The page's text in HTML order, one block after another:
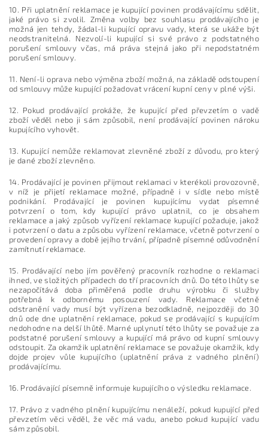
10. Při uplatnění reklamace je kupující povinen prodávajícímu sdělit,
jaké právo si zvolil. Změna volby bez souhlasu prodávajícího je
možná jen tehdy, žádal-li kupující opravu vady, která se ukáže být
neodstranitelná. Nezvolí-li kupující si své právo z podstatného
porušení smlouvy včas, má práva stejná jako při nepodstatném
porušení smlouvy.
11. Není-li oprava nebo výměna zboží možná, na základě odstoupení
od smlouvy může kupující požadovat vrácení kupní ceny v plné výši.
12. Pokud prodávající prokáže, že kupující před převzetím o vadě
zboží věděl nebo ji sám způsobil, není prodávající povinen nároku
kupujícího vyhovět.
13. Kupující nemůže reklamovat zlevněné zboží z důvodu, pro který
je dané zboží zlevněno.
14. Prodávající je povinen přijmout reklamaci v kterékoli provozovně,
v níž je přijetí reklamace možné, případně i v sídle nebo místě
podnikání. Prodávající je povinen kupujícímu vydat písemné
potvrzení o tom, kdy kupující právo uplatnil, co je obsahem
reklamace a jaký způsob vyřízení reklamace kupující požaduje, jakož
i potvrzení o datu a způsobu vyřízení reklamace, včetně potvrzení o
provedení opravy a době jejího trvání, případně písemné odůvodnění
zamítnutí reklamace.
15. Prodávající nebo jím pověřený pracovník rozhodne o reklamaci
ihned, ve složitých případech do tří pracovních dnů. Do této lhůty se
nezapočítává doba přiměřená podle druhu výrobku či služby
potřebná k odbornému posouzení vady. Reklamace včetně
odstranění vady musí být vyřízena bezodkladně, nejpozději do 30
dnů ode dne uplatnění reklamace, pokud se prodávající s kupujícím
nedohodne na delší lhůtě. Marné uplynutí této lhůty se považuje za
podstatné porušení smlouvy a kupující má právo od kupní smlouvy
odstoupit. Za okamžik uplatnění reklamace se považuje okamžik, kdy
dojde projev vůle kupujícího (uplatnění práva z vadného plnění)
prodávajícímu.
16. Prodávající písemně informuje kupujícího o výsledku reklamace.
17. Právo z vadného plnění kupujícímu nenáleží, pokud kupující před
převzetím věci věděl, že věc má vadu, anebo pokud kupující vadu
sám způsobil.